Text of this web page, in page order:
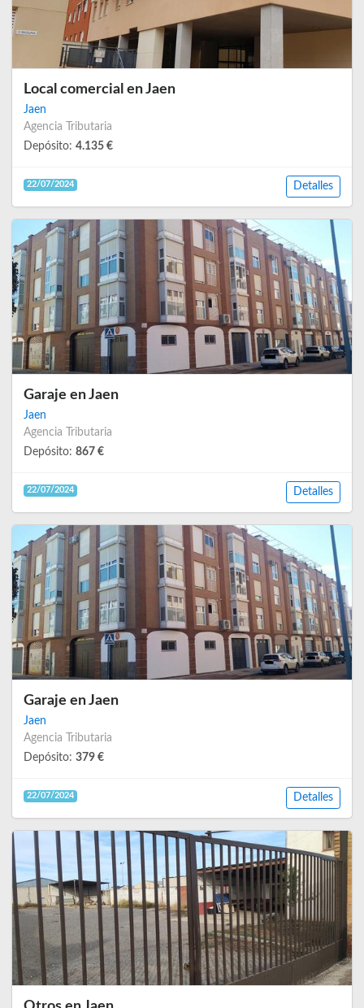
Local comercial en Jaen
Jaen
Agencia Tributaria
Depósito: 4.135 €
22/07/2024 Detalles
Garaje en Jaen
Jaen
Agencia Tributaria
Depósito: 867 €
22/07/2024 Detalles
Garaje en Jaen
Jaen
Agencia Tributaria
Depósito: 379 €
22/07/2024 Detalles